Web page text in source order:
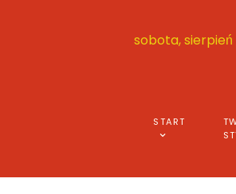
sobota, sierpień
START